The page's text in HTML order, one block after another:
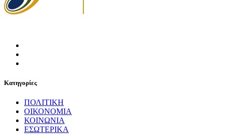
Κατηγορίες
ΠΟΛΙΤΙΚΗ
ΟΙΚΟΝΟΜΙΑ
ΚΟΙΝΩΝΙΑ
ΕΣΩΤΕΡΙΚΑ